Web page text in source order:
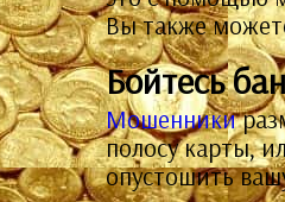
Вы также
Бойтесь
Мошенники
полосу карты,
опустошить